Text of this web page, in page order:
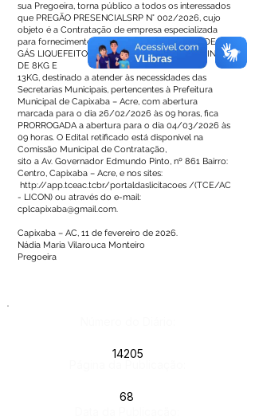
sua Pregoeira, torna público a todos os interessados
que PREGÃO PRESENCIALSRP N° 002/2026, cujo
objeto é a Contratação de empresa especializada
para fornecimento de CARGA E VASILHAMES DE
GÁS LIQUEFEITO DE PETRÓLEO (GÁS DE COZINHA)
DE 8KG E
13KG, destinado a atender às necessidades das
Secretarias Municipais, pertencentes à Prefeitura
Municipal de Capixaba – Acre, com abertura
marcada para o dia 26/02/2026 às 09 horas, fica
PRORROGADA a abertura para o dia 04/03/2026 às
09 horas. O Edital retificado está disponível na
Comissão Municipal de Contratação,
sito a Av. Governador Edmundo Pinto, nº 861 Bairro:
Centro, Capixaba – Acre, e nos sites:
http://app.tceac.tcbr/portaldaslicitacoes /(TCE/AC
- LICON) ou através do e-mail:
cplcapixaba@gmail.com.
Capixaba – AC, 11 de fevereiro de 2026.
Nádia Maria Vilarouca Monteiro
Pregoeira
14205
68